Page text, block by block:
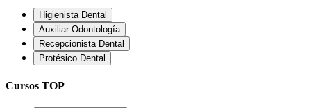
Higienista Dental
Auxiliar Odontología
Recepcionista Dental
Protésico Dental
Cursos TOP